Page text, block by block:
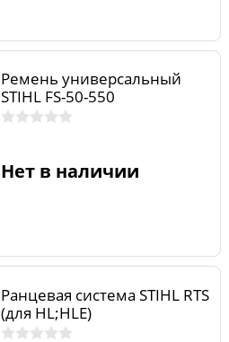
Ремень универсальный
STIHL FS-50-550
Нет в наличии
Ранцевая система STIHL RTS
(для HL;HLE)